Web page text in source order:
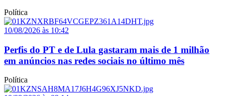
Política
10/08/2026 às 10:42
Perfis do PT e de Lula gastaram mais de 1 milhão
em anúncios nas redes sociais no último mês
Política